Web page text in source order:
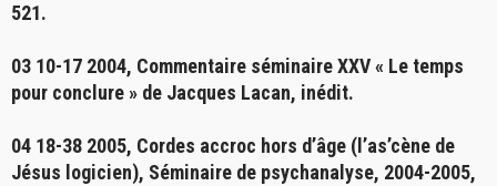
521.
03 10-17 2004, Commentaire séminaire XXV « Le temps
pour conclure » de Jacques Lacan, inédit.
04 18-38 2005, Cordes accroc hors d’âge (l’as’cène de
Jésus logicien), Séminaire de psychanalyse, 2004-2005,